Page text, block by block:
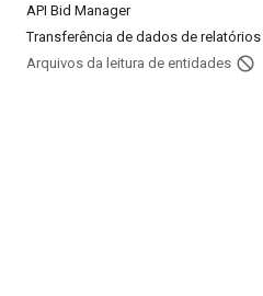
API Bid Manager
Transferência de dados de relatórios
Arquivos da leitura de entidades